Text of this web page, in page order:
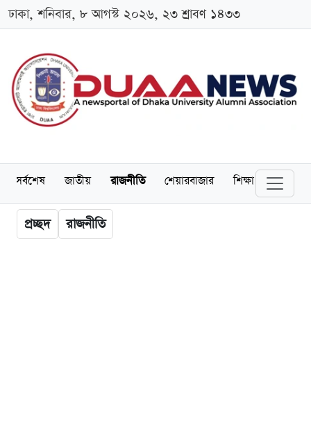
ঢাকা, শনিবার, ৮ আগস্ট ২০২৬, ২৩ শ্রাবণ ১৪৩৩
সর্বশেষ জাতীয় রাজনীতি শেয়ারবাজার শিক্ষা
প্রচ্ছদ রাজনীতি